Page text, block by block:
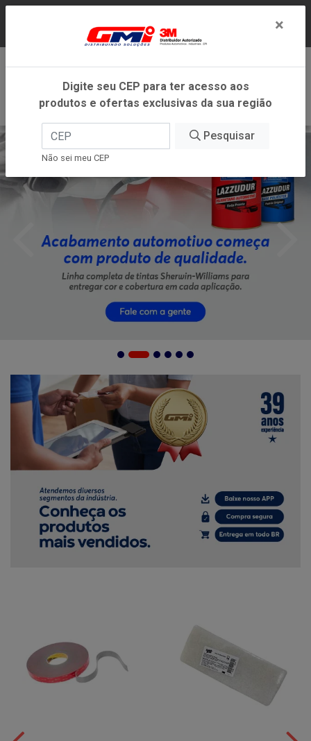
DENTRO DO ESTADO DE MINAS GERAIS.
×
Digite seu CEP para ter acesso aos
produtos e ofertas exclusivas da sua região
Pesquisar
Não sei meu CEP